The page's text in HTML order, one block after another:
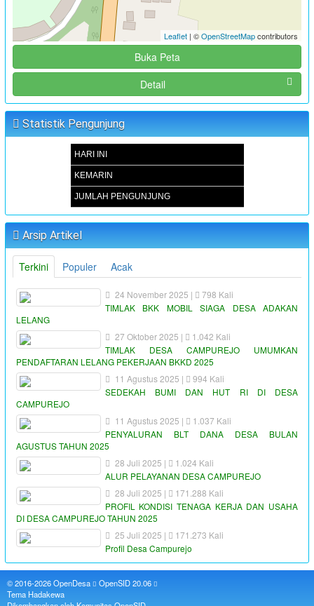
Leaflet | ©OpenStreetMapcontributors
Buka Peta
Detail
Statistik Pengunjung
HARI INI
KEMARIN
JUMLAH PENGUNJUNG
Arsip Artikel
Terkini Populer Acak
24 November 2025 |
798 Kali
TIMLAK BKK MOBIL SIAGA DESA ADAKAN
LELANG
27 Oktober 2025 |
1.042 Kali
TIMLAK DESA CAMPUREJO UMUMKAN
PENDAFTARAN LELANG PEKERJAAN BKKD 2025
11 Agustus 2025 |
994 Kali
SEDEKAH BUMI DAN HUT RI DI DESA
CAMPUREJO
11 Agustus 2025 |
1.037 Kali
PENYALURAN BLT DANA DESA BULAN
AGUSTUS TAHUN 2025
28 Juli 2025 |
1.024 Kali
ALUR PELAYANAN DESA CAMPUREJO
28 Juli 2025 |
171.288 Kali
PROFIL KONDISI TENAGA KERJA DAN USAHA
DI DESA CAMPUREJO TAHUN 2025
25 Juli 2025 |
171.273 Kali
Profil Desa Campurejo
© 2016-2026OpenDesa OpenSID20.06
Tema Hadakewa